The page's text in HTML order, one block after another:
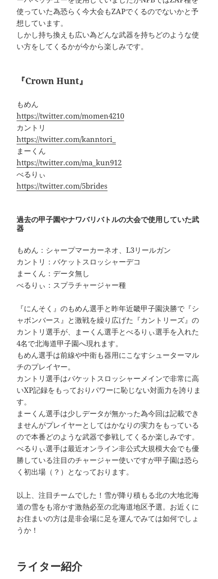
使っていた為恐らく今大会もZAPでくるのでないかと予
想しています。
しかし持ち換えも広い為どんな武器を持ちどのような使
い方をしてくるかが今から楽しみです。
『Crown Hunt』
もめん
https://twitter.com/momen4210
カントリ
https://twitter.com/kanntori_
まーくん
https://twitter.com/ma_kun912
べるりぃ
https://twitter.com/5brides
過去の甲子園やナワバリバトルの大会で使用していた武
器
もめん：シャープマーカーネオ、L3リールガン
カントリ：バケットスロッシャーデコ
まーくん：データ無し
べるりぃ：スプラチャージャー種
『にんそく』のもめん選手と昨年近畿甲子園決勝で『シ
ャボンバース』と激戦を繰り広げた『カントリーズ』の
カントリ選手が、まーくん選手とべるりぃ選手を入れた
4名で北海道甲子園へ現れます。
もめん選手は前線や中衛も器用にこなすシューターマル
チのプレイヤー。
カントリ選手はバケットスロッシャーメインで非常に高
いXP記録をもっておりパワーに恥じない対面力を誇りま
す。
まーくん選手は少しデータが無かった為今回は記載でき
ませんがプレイヤーとしてはかなりの実力をもっている
ので本番どのような武器で参戦してくるか楽しみです。
べるりぃ選手は最近オンライン非公式大規模大会でも優
勝している注目のチャージャー使いですが甲子園は恐ら
く初出場（？）となっております。
以上、注目チームでした！雪が降り積もる北の大地北海
道の雪をも溶かす激熱必至の北海道地区予選。お近くに
お住まいの方は是非会場に足を運んでみては如何でしょ
うか！
ライター紹介